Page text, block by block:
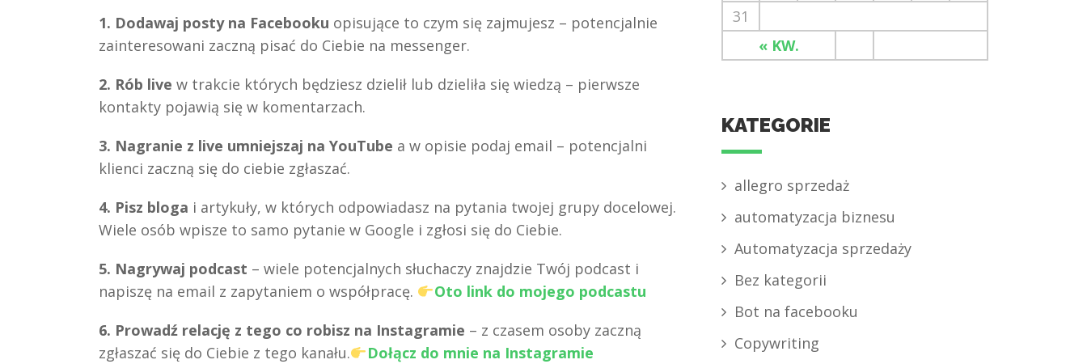
1. Dodawaj posty na Facebooku opisujące to czym się zajmujesz – potencjalnie
zainteresowani zaczną pisać do Ciebie na messenger.
2. Rób live w trakcie których będziesz dzielił lub dzieliła się wiedzą – pierwsze
kontakty pojawią się w komentarzach.
3. Nagranie z live umniejszaj na YouTube a w opisie podaj email – potencjalni
klienci zaczną się do ciebie zgłaszać.
4. Pisz bloga i artykuły, w których odpowiadasz na pytania twojej grupy docelowej.
Wiele osób wpisze to samo pytanie w Google i zgłosi się do Ciebie.
5. Nagrywaj podcast – wiele potencjalnych słuchaczy znajdzie Twój podcast i
napiszę na email z zapytaniem o współpracę.
Oto link do mojego podcastu
6. Prowadź relację z tego co robisz na Instagramie – z czasem osoby zaczną
zgłaszać się do Ciebie z tego kanału.
Dołącz do mnie na Instagramie
« KW.
31
KATEGORIE
allegro sprzedaż
automatyzacja biznesu
Automatyzacja sprzedaży
Bez kategorii
Bot na facebooku
Copywriting